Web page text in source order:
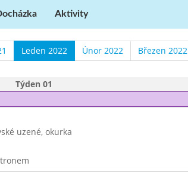
Aktivity
Leden 2022 Únor 2022 Březen 2022
Týden 01
uzené, okurka